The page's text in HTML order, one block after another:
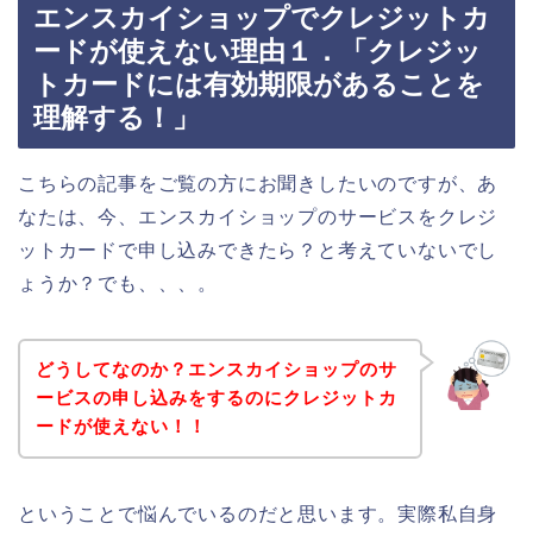
エンスカイショップでクレジットカ
ードが使えない理由１．「クレジッ
トカードには有効期限があることを
理解する！」
こちらの記事をご覧の方にお聞きしたいのですが、あ
なたは、今、エンスカイショップのサービスをクレジ
ットカードで申し込みできたら？と考えていないでし
ょうか？でも、、、。
どうしてなのか？エンスカイショップのサ
ービスの申し込みをするのにクレジットカ
ードが使えない！！
ということで悩んでいるのだと思います。実際私自身